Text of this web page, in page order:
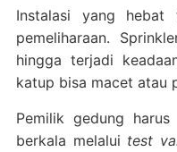
Instalasi yang
pemeliharaan.
hingga terjadi
katup bisa macet atau
Pemilik gedung
berkala melalui test